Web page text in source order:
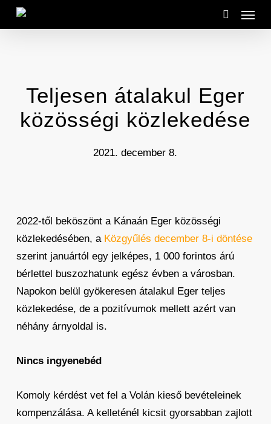
Skip
search
Menu
Teljesen átalakul Eger
közösségi közlekedése
2021. december 8.
2022-től beköszönt a Kánaán Eger közösségi
közlekedésében, a Közgyűlés december 8-i döntése
szerint januártól egy jelképes, 1 000 forintos árú
bérlettel buszozhatunk egész évben a városban.
Napokon belül gyökeresen átalakul Eger teljes
közlekedése, de a pozitívumok mellett azért van
néhány árnyoldal is.
Nincs ingyenebéd
Komoly kérdést vet fel a Volán kieső bevételeinek
kompenzálása. A kelleténél kicsit gyorsabban zajlott